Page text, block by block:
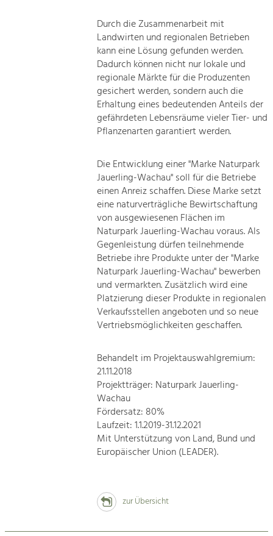
Durch die Zusammenarbeit mit
Landwirten und regionalen Betrieben
kann eine Lösung gefunden werden.
Dadurch können nicht nur lokale und
regionale Märkte für die Produzenten
gesichert werden, sondern auch die
Erhaltung eines bedeutenden Anteils der
gefährdeten Lebensräume vieler Tier- und
Pflanzenarten garantiert werden.
Die Entwicklung einer "Marke Naturpark
Jauerling-Wachau" soll für die Betriebe
einen Anreiz schaffen. Diese Marke setzt
eine naturverträgliche Bewirtschaftung
von ausgewiesenen Flächen im
Naturpark Jauerling-Wachau voraus. Als
Gegenleistung dürfen teilnehmende
Betriebe ihre Produkte unter der "Marke
Naturpark Jauerling-Wachau" bewerben
und vermarkten. Zusätzlich wird eine
Platzierung dieser Produkte in regionalen
Verkaufsstellen angeboten und so neue
Vertriebsmöglichkeiten geschaffen.
Behandelt im Projektauswahlgremium:
21.11.2018
Projektträger: Naturpark Jauerling-
Wachau
Fördersatz: 80%
Laufzeit: 1.1.2019-31.12.2021
Mit Unterstützung von Land, Bund und
Europäischer Union (LEADER).
zur Übersicht